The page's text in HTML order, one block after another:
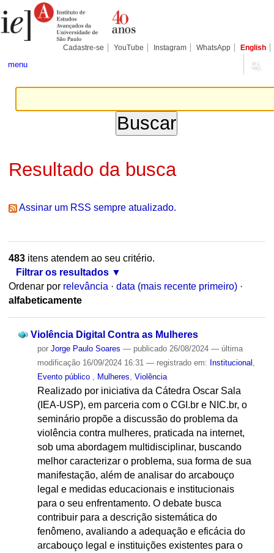
para
conteúdo.
Pessoais
Cadastre-se YouTube Instagram WhatsApp English
menu
Resultado da busca
Assinar um RSS sempre atualizado.
483itens atendem ao seu critério.
Filtrar os resultados
Ordenar por relevância · data (mais recente primeiro) ·
alfabeticamente
Violência Digital Contra as Mulheres
por Jorge Paulo Soares — publicado26/08/2024 — última
modificação16/09/2024 16:31 — registrado em: Institucional
Evento público
Mulheres Violência
Realizado por iniciativa da Cátedra Oscar Sala
(IEA-USP), em parceria com o CGI.br e NIC.br, o
seminário propõe a discussão do problema da
violência contra mulheres, praticada na internet,
sob uma abordagem multidisciplinar, buscando
melhor caracterizar o problema, sua forma de sua
manifestação, além de analisar do arcabouço
legal e medidas educacionais e institucionais
para o seu enfrentamento. O debate busca
contribuir para a descrição sistemática do
fenômeno, avaliando a adequação e eficácia do
arcabouço legal e instituições existentes para o